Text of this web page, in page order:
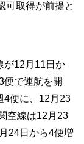
可取得が前提と
が12月11日か
便で運航を開
4便に、12月23
空線は12月23
24日から4便増